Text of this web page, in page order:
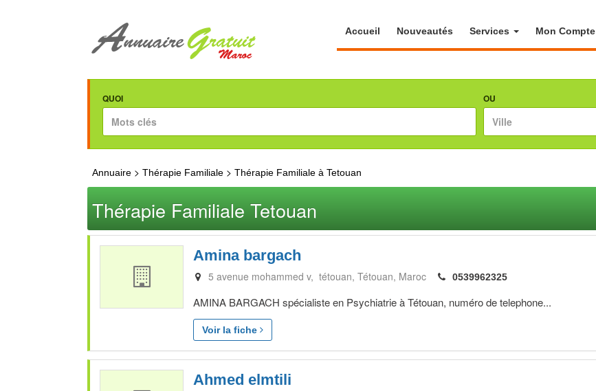
Accueil Nouveautés Services Mon Compte
QUOI OU
Annuaire > Thérapie Familiale > Thérapie Familiale à Tetouan
Thérapie Familiale Tetouan
Amina bargach
5 avenue mohammed v, tétouan Tétouan Maroc 0539962325
AMINA BARGACH spécialiste en Psychiatrie à Tétouan, numéro de telephone...
Voir la fiche
Ahmed elmtili